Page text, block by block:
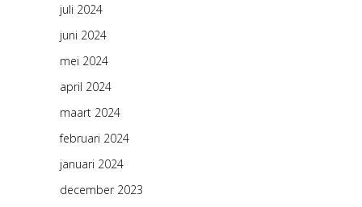
juli 2024
juni 2024
mei 2024
april 2024
maart 2024
februari 2024
januari 2024
december 2023